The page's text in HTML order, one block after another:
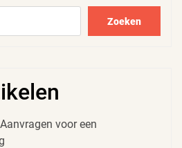
Zoeken
voor een